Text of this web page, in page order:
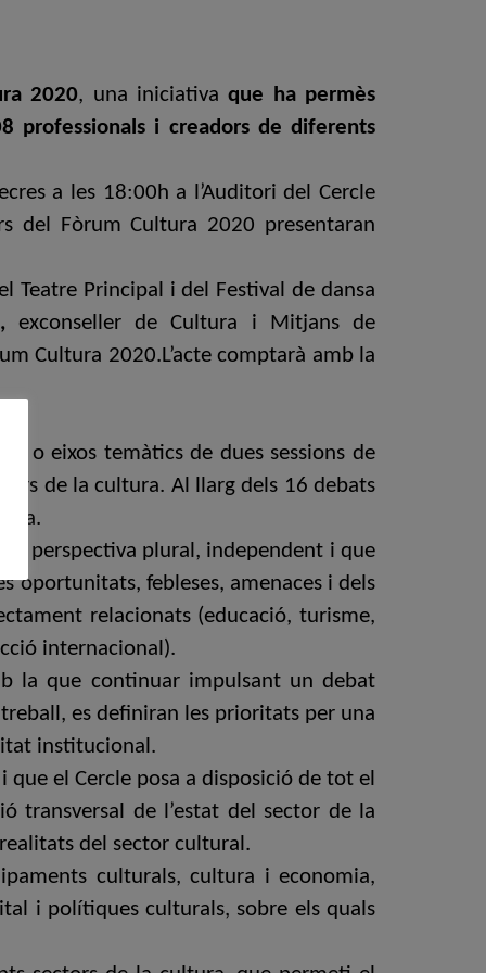
2020, una iniciativaque
ha permès
professionals i creadors de diferents
a les 18:00h a l’Auditori del Cercle
del Fòrum Cultura 2020 presentaran
Teatre Principal i del Festival de dansa
exconseller de Cultura i Mitjans de
Cultura 2020.L’acte comptarà amb la
o eixos temàtics de dues sessions de
de la cultura. Al llarg dels 16 debats
perspectiva plural, independent i que
oportunitats, febleses, amenaces i dels
relacionats (educació, turisme,
internacional).
la que continuar impulsant un debat
es definiran les prioritats per una
institucional.
el Cercle posa a disposició de tot el
transversal de l’estat del sector de la
del sector cultural.
culturals, cultura i economia,
i polítiques culturals, sobre els quals